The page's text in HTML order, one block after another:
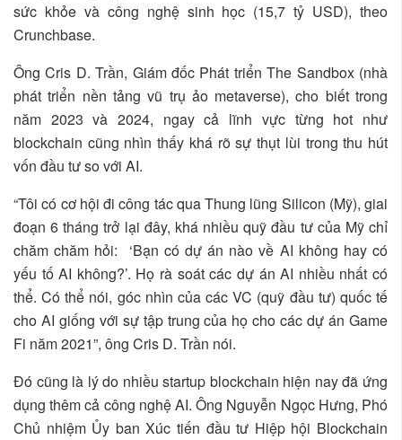
sức khỏe và công nghệ sinh học (15,7 tỷ USD), theo
Crunchbase.
Ông Cris D. Trần, Giám đốc Phát triển The Sandbox (nhà
phát triển nền tảng vũ trụ ảo metaverse), cho biết trong
năm 2023 và 2024, ngay cả lĩnh vực từng hot như
blockchain cũng nhìn thấy khá rõ sự thụt lùi trong thu hút
vốn đầu tư so với AI.
“Tôi có cơ hội đi công tác qua Thung lũng Silicon (Mỹ), giai
đoạn 6 tháng trở lại đây, khá nhiều quỹ đầu tư của Mỹ chỉ
chăm chăm hỏi: ‘Bạn có dự án nào về AI không hay có
yếu tố AI không?’. Họ rà soát các dự án AI nhiều nhất có
thể. Có thể nói, góc nhìn của các VC (quỹ đầu tư) quốc tế
cho AI giống với sự tập trung của họ cho các dự án Game
Fi năm 2021”, ông Cris D. Trần nói.
Đó cũng là lý do nhiều startup blockchain hiện nay đã ứng
dụng thêm cả công nghệ AI. Ông Nguyễn Ngọc Hưng, Phó
Chủ nhiệm Ủy ban Xúc tiến đầu tư Hiệp hội Blockchain